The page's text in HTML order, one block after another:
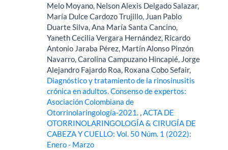
Melo Moyano, Nelson Alexis Delgado Salazar,
María Dulce Cardozo Trujillo, Juan Pablo
Duarte Silva, Ana María Santa Cancino,
Yaneth Cecilia Vergara Hernández, Ricardo
Antonio Jaraba Pérez, Martín Alonso Pinzón
Navarro, Carolina Campuzano Hincapié, Jorge
Alejandro Fajardo Roa, Roxana Cobo Sefair,
Diagnóstico y tratamiento de la rinosinusitis
crónica en adultos. Consenso de expertos:
Asociación Colombiana de
Otorrinolaringología-2021.,ACTA DE
OTORRINOLARINGOLOGÍA & CIRUGÍA DE
CABEZA Y CUELLO: Vol. 50 Núm. 1 (2022):
Enero - Marzo